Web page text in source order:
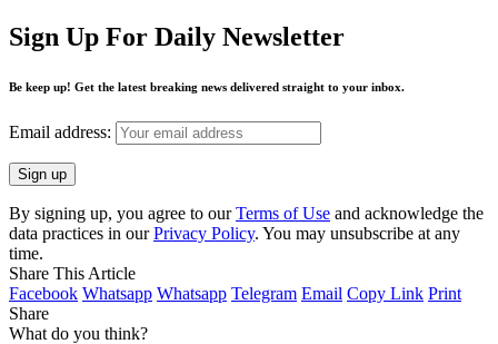
Sign Up For Daily Newsletter
Be keep up! Get the latest breaking news delivered straight to your inbox.
Email address:
By signing up, you agree to ourTerms of Use and acknowledge the
data practices in ourPrivacy Policy. You may unsubscribe at any
time.
Share This Article
Facebook Whatsapp Whatsapp Telegram Email Copy Link Print
Share
What do you think?